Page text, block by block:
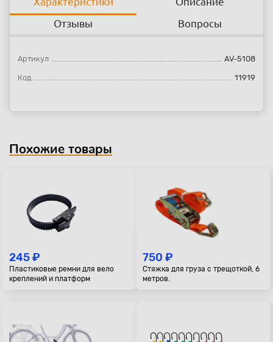
Отзывы
Вопросы
Артикул AV-5108
Код 11919
Похожие товары
245 ₽
Пластиковые ремни для вело
креплений и платформ
750 ₽
Стяжка для груза с трещоткой, 6
метров.